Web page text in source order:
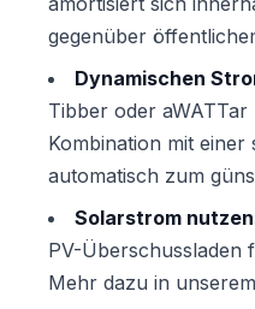
gegenüber
Dynamischen
Tibber oder
Kombination mit einer
automatisch zum
Solarstrom
PV-Überschussladen
Mehr dazu in unserem